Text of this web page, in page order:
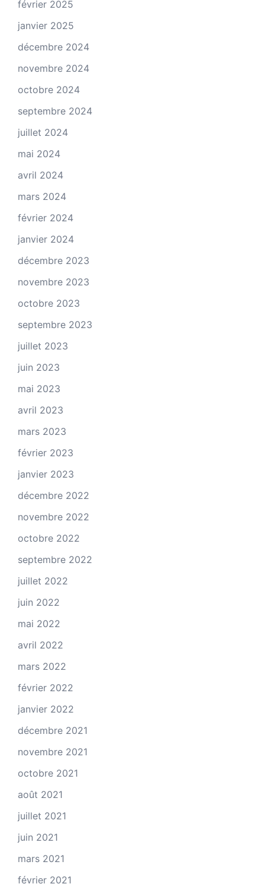
février 2025
janvier 2025
décembre 2024
novembre 2024
octobre 2024
septembre 2024
juillet 2024
mai 2024
avril 2024
mars 2024
février 2024
janvier 2024
décembre 2023
novembre 2023
octobre 2023
septembre 2023
juillet 2023
juin 2023
mai 2023
avril 2023
mars 2023
février 2023
janvier 2023
décembre 2022
novembre 2022
octobre 2022
septembre 2022
juillet 2022
juin 2022
mai 2022
avril 2022
mars 2022
février 2022
janvier 2022
décembre 2021
novembre 2021
octobre 2021
août 2021
juillet 2021
juin 2021
mars 2021
février 2021